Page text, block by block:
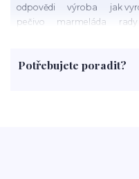
odpovědi
výroba jak
pečivo
marmeláda rady
rohlíky
grilování čaj
Potřebujete poradit?